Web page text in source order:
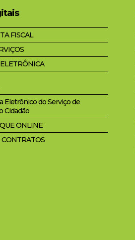
FISCAL
Eletrônico do Serviço de
Cidadão
ONLINE
CONTRATOS